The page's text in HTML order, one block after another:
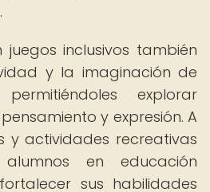
inclusivos también
y la imaginación de
explorar
y expresión. A
y actividades recreativas
en educación
sus habilidades